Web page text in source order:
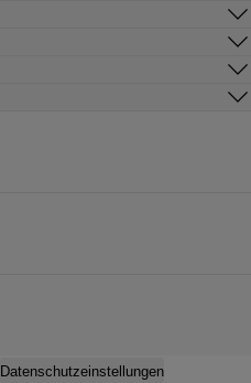
Datenschutzeinstellungen